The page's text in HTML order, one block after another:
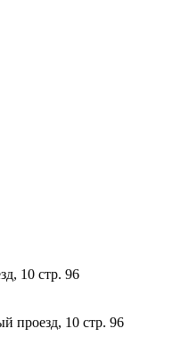
10 стр. 96
проезд, 10 стр. 96